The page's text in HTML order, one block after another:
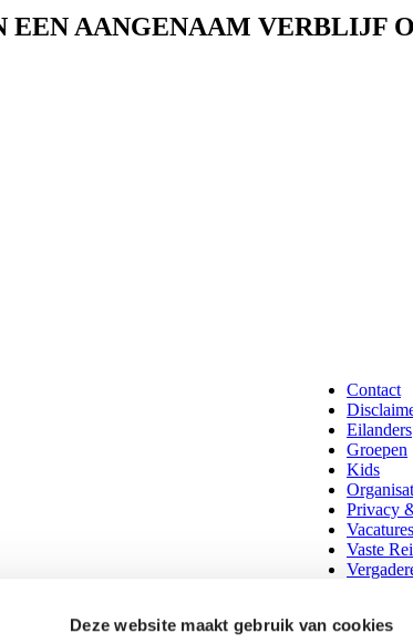
Deze website maakt gebruik van cookies
EEN AANGENAAM VERBLIJF
Contact
Eilanders
Groepen
Kids
Privacy
Vacatures
Vaste